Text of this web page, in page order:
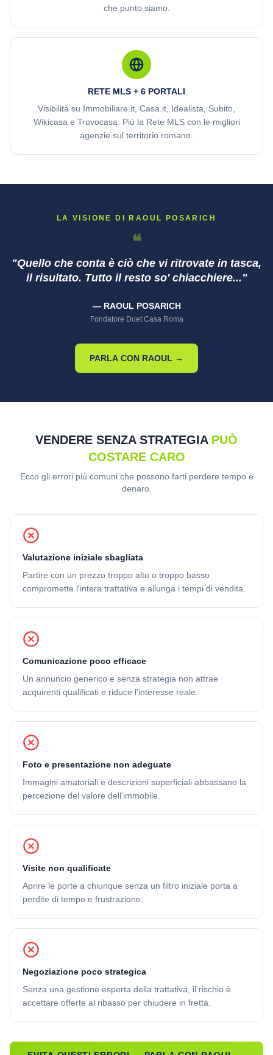
che punto siamo.
RETE MLS + 6 PORTALI
Visibilità su Immobiliare.it, Casa.it, Idealista, Subito,
Wikicasa e Trovocasa. Più la Rete MLS con le migliori
agenzie sul territorio romano.
LA VISIONE DI RAOUL POSARICH
❝
"Quello che conta è ciò che vi ritrovate in tasca,
il risultato. Tutto il resto so' chiacchiere..."
— RAOUL POSARICH
Fondatore Duet Casa Roma
PARLA CON RAOUL →
VENDERE SENZA STRATEGIA PUÒ
COSTARE CARO
Ecco gli errori più comuni che possono farti perdere tempo e
denaro.
Valutazione iniziale sbagliata
Partire con un prezzo troppo alto o troppo basso
compromette l'intera trattativa e allunga i tempi di vendita.
Comunicazione poco efficace
Un annuncio generico e senza strategia non attrae
acquirenti qualificati e riduce l'interesse reale.
Foto e presentazione non adeguate
Immagini amatoriali e descrizioni superficiali abbassano la
percezione del valore dell'immobile.
Visite non qualificate
Aprire le porte a chiunque senza un filtro iniziale porta a
perdite di tempo e frustrazione.
Negoziazione poco strategica
Senza una gestione esperta della trattativa, il rischio è
accettare offerte al ribasso per chiudere in fretta.